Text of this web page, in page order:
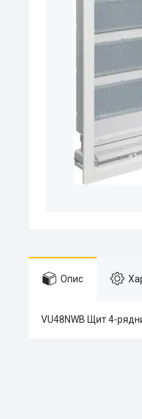
Опис
VU48NWB Щит 4-